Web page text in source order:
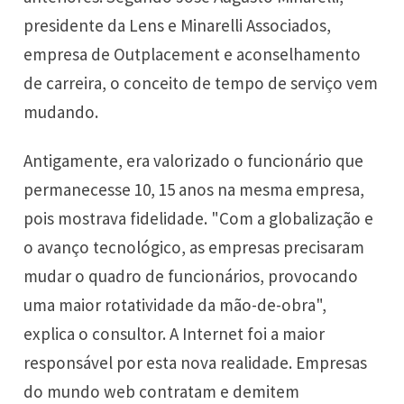
presidente da Lens e Minarelli Associados,
empresa de Outplacement e aconselhamento
de carreira, o conceito de tempo de serviço vem
mudando.
Antigamente, era valorizado o funcionário que
permanecesse 10, 15 anos na mesma empresa,
pois mostrava fidelidade. "Com a globalização e
o avanço tecnológico, as empresas precisaram
mudar o quadro de funcionários, provocando
uma maior rotatividade da mão-de-obra",
explica o consultor. A Internet foi a maior
responsável por esta nova realidade. Empresas
do mundo web contratam e demitem